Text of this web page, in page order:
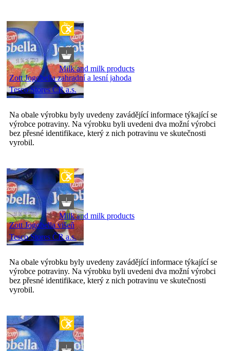
Milk and milk products
Zott Jogobella zahradní a lesní jahoda
Tesco Stores ČR a.s.
Na obale výrobku byly uvedeny zavádějící informace týkající se
výrobce potraviny. Na výrobku byli uvedeni dva možní výrobci
bez přesné identifikace, který z nich potravinu ve skutečnosti
vyrobil.
Milk and milk products
Zott Jogobella višeň
Tesco Stores ČR a.s.
Na obale výrobku byly uvedeny zavádějící informace týkající se
výrobce potraviny. Na výrobku byli uvedeni dva možní výrobci
bez přesné identifikace, který z nich potravinu ve skutečnosti
vyrobil.